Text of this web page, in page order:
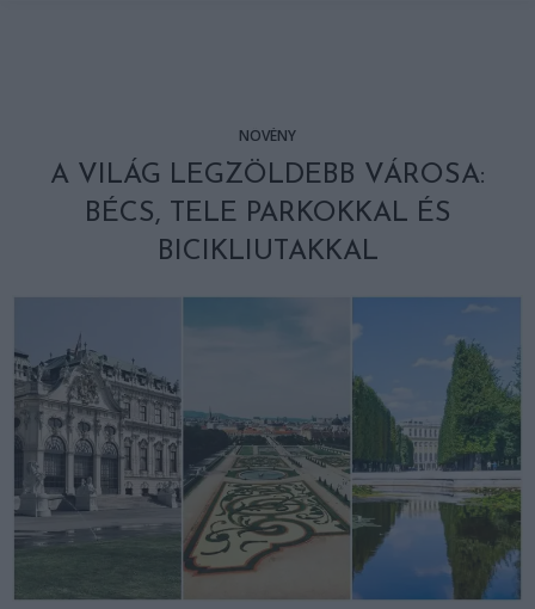
NÖVÉNY
A VILÁG LEGZÖLDEBB VÁROSA:
BÉCS, TELE PARKOKKAL ÉS
BICIKLIUTAKKAL